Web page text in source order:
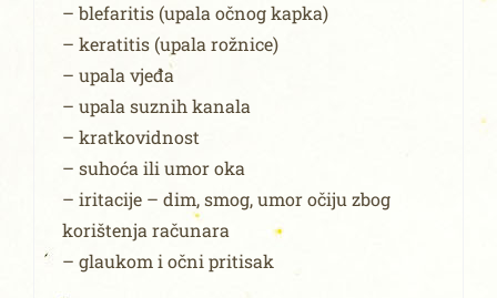
– blefaritis (upala očnog kapka)
– keratitis (upala rožnice)
– upala vjeđa
– upala suznih kanala
– kratkovidnost
– suhoća ili umor oka
– iritacije – dim, smog, umor očiju zbog
korištenja računara
– glaukom i očni pritisak